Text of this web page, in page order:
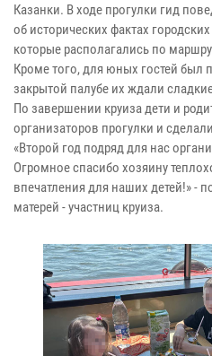
Казанки. В ходе прогулки гид
об исторических фактах
которые располагались по
Кроме того, для юных гостей был
закрытой палубе их ждали
По завершении круиза дети и
организаторов прогулки и
«Второй год подряд для нас
Огромное спасибо хозяину
впечатления для наших детей!» -
матерей - участниц круиза.